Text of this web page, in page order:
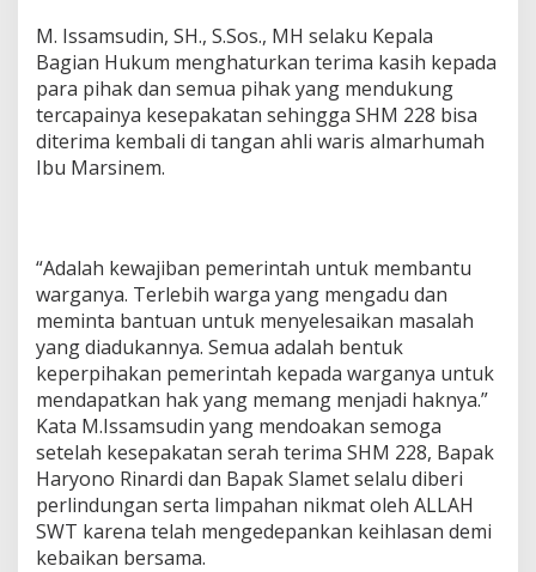
M. Issamsudin, SH., S.Sos., MH selaku Kepala
Bagian Hukum menghaturkan terima kasih kepada
para pihak dan semua pihak yang mendukung
tercapainya kesepakatan sehingga SHM 228 bisa
diterima kembali di tangan ahli waris almarhumah
Ibu Marsinem.
“Adalah kewajiban pemerintah untuk membantu
warganya. Terlebih warga yang mengadu dan
meminta bantuan untuk menyelesaikan masalah
yang diadukannya. Semua adalah bentuk
keperpihakan pemerintah kepada warganya untuk
mendapatkan hak yang memang menjadi haknya.”
Kata M.Issamsudin yang mendoakan semoga
setelah kesepakatan serah terima SHM 228, Bapak
Haryono Rinardi dan Bapak Slamet selalu diberi
perlindungan serta limpahan nikmat oleh ALLAH
SWT karena telah mengedepankan keihlasan demi
kebaikan bersama.